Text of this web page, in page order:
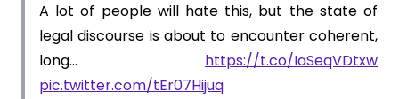
A lot of people will hate this, but the state of
legal discourse is about to encounter coherent,
long… https://t.co/IaSeqVDtxw
pic.twitter.com/tEr07Hijuq